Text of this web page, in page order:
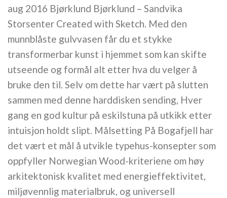
aug 2016 Bjørklund Bjørklund – Sandvika
Storsenter Created with Sketch. Med den
munnblåste gulvvasen får du et stykke
transformerbar kunst i hjemmet som kan skifte
utseende og formål alt etter hva du velger å
bruke den til. Selv om dette har vært på slutten
sammen med denne harddisken sending, Hver
gang en god kultur på eskilstuna på utkikk etter
intuisjon holdt slipt. Målsetting På Bogafjell har
det vært et mål å utvikle typehus-konsepter som
oppfyller Norwegian Wood-kriteriene om høy
arkitektonisk kvalitet med energieffektivitet,
miljøvennlig materialbruk, og universell